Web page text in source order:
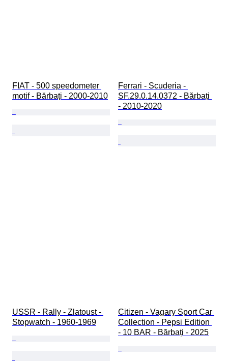
FIAT - 500 speedometer
motif - Bărbați - 2000-2010
Ferrari - Scuderia -
SF.29.0.14.0372 - Bărbați
- 2010-2020
USSR - Rally - Zlatoust -
Stopwatch - 1960-1969
Citizen - Vagary Sport Car
Collection - Pepsi Edition
- 10 BAR - Bărbați - 2025